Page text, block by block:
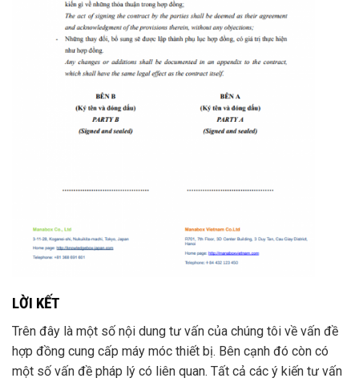
LỜI KẾT
Trên đây là một số nội dung tư vấn của chúng tôi về vấn đề
hợp đồng cung cấp máy móc thiết bị. Bên cạnh đó còn có
một số vấn đề pháp lý có liên quan. Tất cả các ý kiến tư vấn